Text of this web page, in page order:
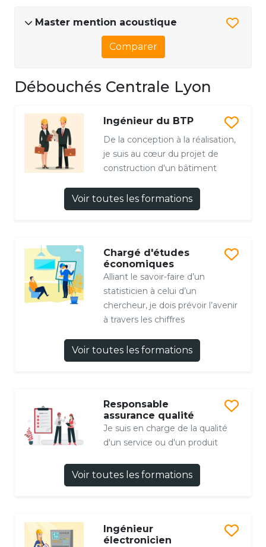
Master mention acoustique
Comparer
Débouchés Centrale Lyon
Ingénieur du BTP
De la conception à la réalisation,
je suis au cœur du projet de
construction d'un bâtiment
Voir toutes les formations
Chargé d'études
économiques
Alliant le savoir-faire d’un
statisticien à celui d’un
chercheur, je dois prévoir l’avenir
à travers les chiffres
Voir toutes les formations
Responsable
assurance qualité
Je suis en charge de la qualité
d'un service ou d'un produit
Voir toutes les formations
Ingénieur
électronicien